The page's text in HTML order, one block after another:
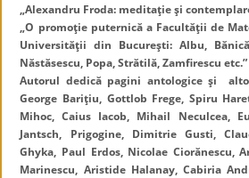
„Alexandru Froda: meditaţie şi
„O promoţie puternică a Facultăţii de
Universităţii din Bucureşti: Albu,
Năstăsescu, Popa, Strătilă, Zamfirescu
Autorul dedică pagini antologice şi
George Bariţiu, Gottlob Frege, Spiru
Mihoc, Caius Iacob, Mihail Neculcea,
Jantsch, Prigogine, Dimitrie Gusti,
Ghyka, Paul Erdos, Nicolae Ciorănescu,
Marinescu, Aristide Halanay, Cabiria